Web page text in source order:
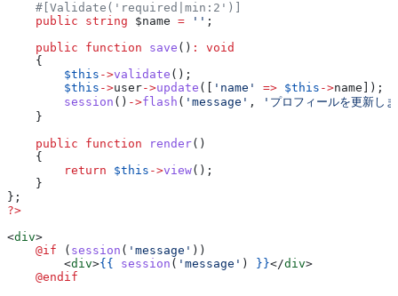
    #[Validate('required|min:2')]
    public
string $name = '' ;
    public
function save () :
void
    {
        $this
->validate ();
        $this
->user->update ([ 'name' => $this ->name ]);
        session
() ->flash ( 'message' ,
'プロフィールを更新し
    }
    public
function render()
    {
        return
$this ->view();
    }
};
?>
<div>
    @if
( session ( 'message' ))
        <
div>{{ session ( 'message' ) }}</div>
    @endif